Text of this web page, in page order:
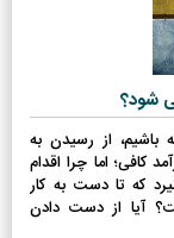
شود؟
از رسیدن به
کافی؛ اما چرا اقدام
که تا دست به کار
آیا از دست دادن